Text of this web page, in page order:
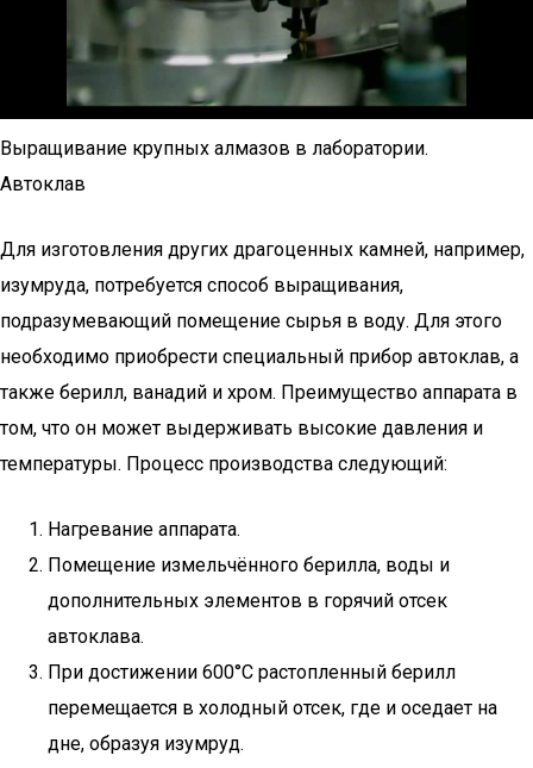
Выращивание крупных алмазов в лаборатории.
Автоклав
Для изготовления других драгоценных камней, например,
изумруда, потребуется способ выращивания,
подразумевающий помещение сырья в воду. Для этого
необходимо приобрести специальный прибор автоклав, а
также берилл, ванадий и хром. Преимущество аппарата в
том, что он может выдерживать высокие давления и
температуры. Процесс производства следующий:
Нагревание аппарата.
Помещение измельчённого берилла, воды и
дополнительных элементов в горячий отсек
автоклава.
При достижении 600°C растопленный берилл
перемещается в холодный отсек, где и оседает на
дне, образуя изумруд.